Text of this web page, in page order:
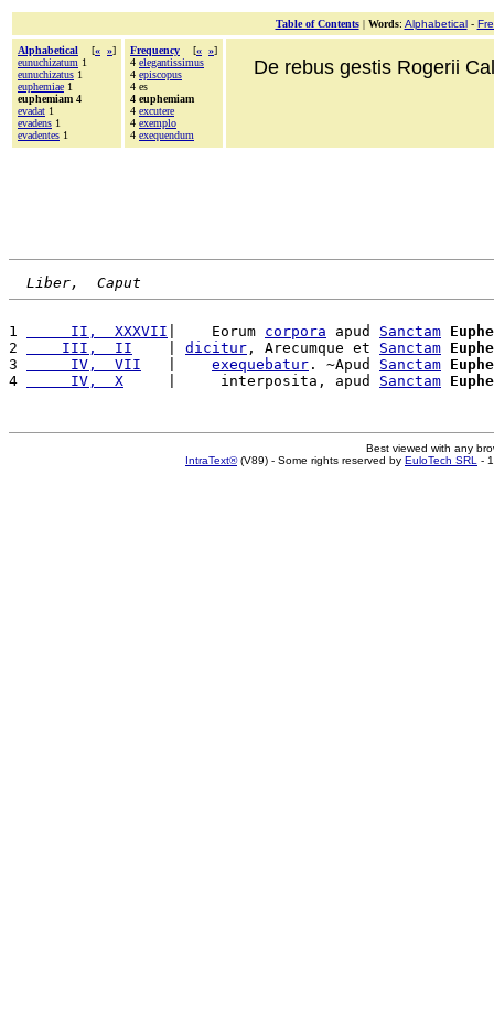
Table of Contents| Words: Alphabetical-
Alphabetical [« »]
eunuchizatum 1
eunuchizatus 1
euphemiae 1
euphemiam 4
evadat 1
evadens 1
evadentes 1
Frequency [« »]
4 elegantissimus
4 episcopus
4 es
4 euphemiam
4 excutere
4 exemplo
4 exequendum
De rebus gestis Rogerii
Liber,  Caput
1
     II,  XXXVII
|    Eorum corpora apud Sanctam
2
    III,  II
dicitur , Arecumque et Sanctam
3
     IV,  VII
exequebatur . ~Apud Sanctam
4
     IV,  X
     |     interposita, apud
Sanctam
Best viewed with any
IntraText®(V89) - Some rights reserved by EuloTech SRL -